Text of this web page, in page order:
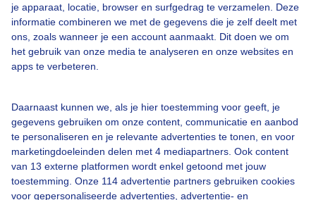
je apparaat, locatie, browser en surfgedrag te verzamelen. Deze
informatie combineren we met de gegevens die je zelf deelt met
ons, zoals wanneer je een account aanmaakt. Dit doen we om
het gebruik van onze media te analyseren en onze websites en
apps te verbeteren.
Daarnaast kunnen we, als je hier toestemming voor geeft, je
gegevens gebruiken om onze content, communicatie en aanbod
te personaliseren en je relevante advertenties te tonen, en voor
marketingdoeleinden delen met 4 mediapartners. Ook content
van 13 externe platformen wordt enkel getoond met jouw
toestemming. Onze 114 advertentie partners gebruiken cookies
voor gepersonaliseerde advertenties, advertentie- en
Bedrijfsgegevens
Veelgestelde vragen
Contact
Gebruikersvoorwaarden
Adverteren
Buienradar Team
Privacy beleid